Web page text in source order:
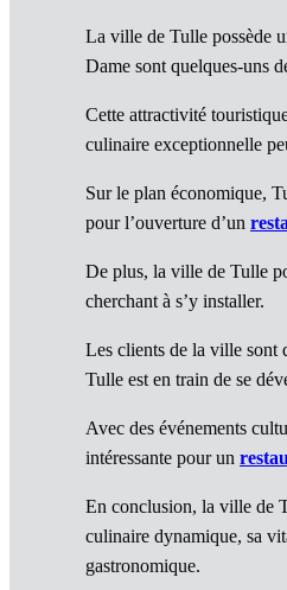
La ville de Tulle possède
Dame sont quelques-uns
Cette attractivité
culinaire exceptionnelle
Sur le plan économique,
pour l’ouverture d’un
De plus, la ville de Tulle
cherchant à s’y installer.
Les clients de la ville sont
Tulle est en train de se
Avec des événements
intéressante pour un
En conclusion, la ville de
culinaire dynamique, sa
gastronomique.